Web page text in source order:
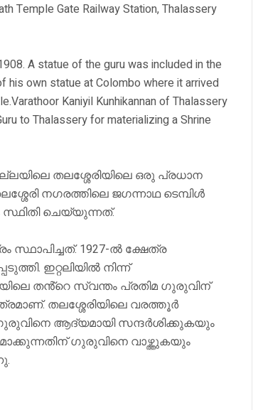
Temple Gate Railway Station, Thalassery
A statue of the guru was included in the
his own statue at Colombo where it arrived
Kaniyil Kunhikannan of Thalassery
to Thalassery for materializing a Shrine
തലശ്ശേരിയിലെ ഒരു പ്രധാന
നഗരത്തിലെ ജഗന്നാഥ ടെമ്പിൾ
സ്ഥിതി ചെയ്യുന്നത്.
1927-ൽ ക്ഷേത്ര
ഇറ്റലിയിൽ നിന്ന്
തൻ്റെ സ്വന്തം പ്രതിമ ഗുരുവിന്
തലശ്ശേരിയിലെ വരത്തൂർ
ആദ്യമായി സന്ദർശിക്കുകയും
ഗുരുവിനെ വാഴ്ത്തുകയും